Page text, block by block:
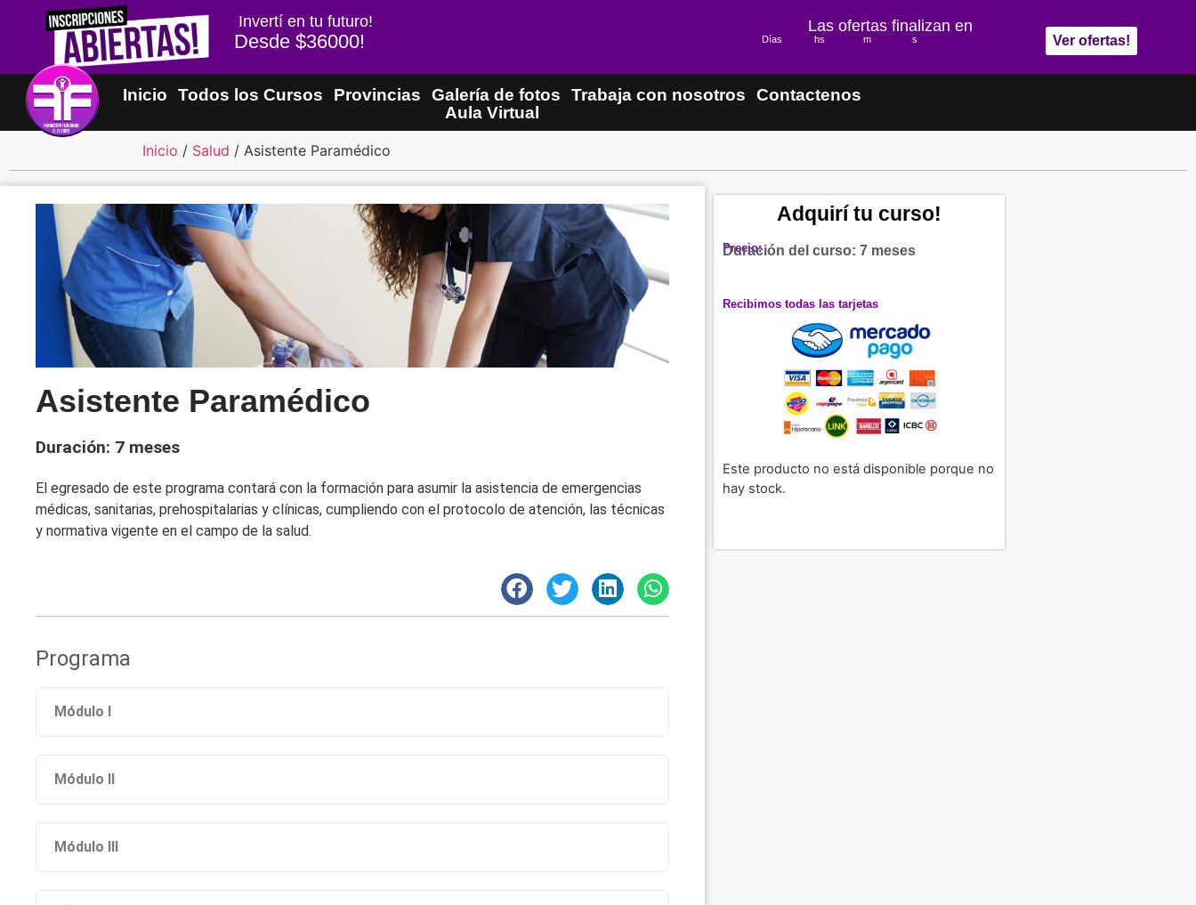
Invertí en tu futuro!
Desde $36000!
Las ofertas finalizan en
Días hs m s Ver ofertas!
Inicio Todos los Cursos Provincias Galería de fotos Trabaja con nosotros
Contactenos
Aula Virtual
Inicio / Salud / Asistente Paramédico
Asistente Paramédico
Duración: 7 meses
El egresado de este programa contará con la formación para asumir la asistencia de emergencias
médicas, sanitarias, prehospitalarias y clínicas, cumpliendo con el protocolo de atención, las técnicas
y normativa vigente en el campo de la salud.
Programa
Módulo I
Módulo II
Módulo III
Adquirí tu curso!
Precio:
Duración del curso: 7 meses
Recibimos todas las tarjetas
Este producto no está disponible porque no
hay stock.